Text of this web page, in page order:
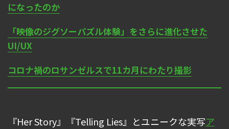
になったのか
「映像のジグソーパズル体験」をさらに進化させた
UI/UX
コロナ禍のロサンゼルスで11カ月にわたり撮影
『Her Story』『Telling Lies』とユニークな実写ア